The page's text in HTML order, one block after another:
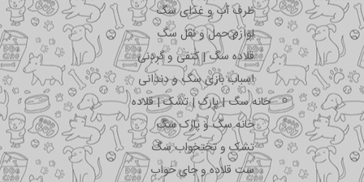
ظرف آب و غذای سگ
لوازم حمل و نقل سگ
قلاده سگ | کتفی و گردنی
اسباب بازی سگ و دندانی
خانه سگ | پارک | تشک | قلاده
خانه سگ و پارک سگ
تشک و تختخواب سگ
ست قلاده و جای خواب